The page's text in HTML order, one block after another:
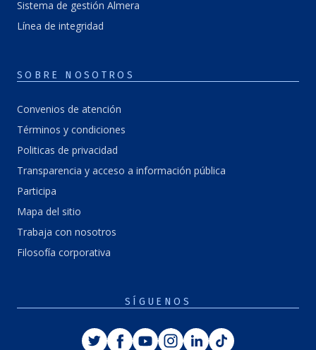
Sistema de gestión Almera
Línea de integridad
SOBRE NOSOTROS
Convenios de atención
Términos y condiciones
Politicas de privacidad
Transparencia y acceso a información pública
Participa
Mapa del sitio
Trabaja con nosotros
Filosofía corporativa
SÍGUENOS
TwitterFacebook
YoutubeInstagram
LinkedinTiktok